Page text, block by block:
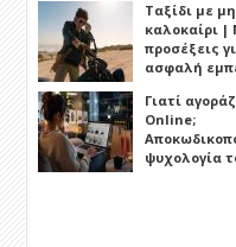
Ταξίδι με
καλοκαίρι |
προσέξεις
ασφαλή
Γιατί
Online;
ψυχολογία